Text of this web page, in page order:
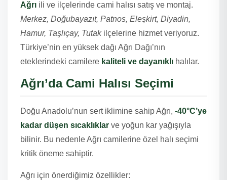
Ağrı ili ve ilçelerinde cami halısı satış ve montaj.
Merkez, Doğubayazıt, Patnos, Eleşkirt, Diyadin,
Hamur, Taşlıçay, Tutakilçelerine hizmet veriyoruz.
Türkiye’nin en yüksek dağı Ağrı Dağı’nın
eteklerindeki camilere kaliteli ve dayanıklı halılar.
Ağrı’da Cami Halısı Seçimi
Doğu Anadolu’nun sert iklimine sahip Ağrı, -40°C’ye
kadar düşen sıcaklıklar ve yoğun kar yağışıyla
bilinir. Bu nedenle Ağrı camilerine özel halı seçimi
kritik öneme sahiptir.
Ağrı için önerdiğimiz özellikler: